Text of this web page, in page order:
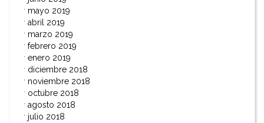
mayo 2019
abril 2019
marzo 2019
febrero 2019
enero 2019
diciembre 2018
noviembre 2018
octubre 2018
agosto 2018
julio 2018